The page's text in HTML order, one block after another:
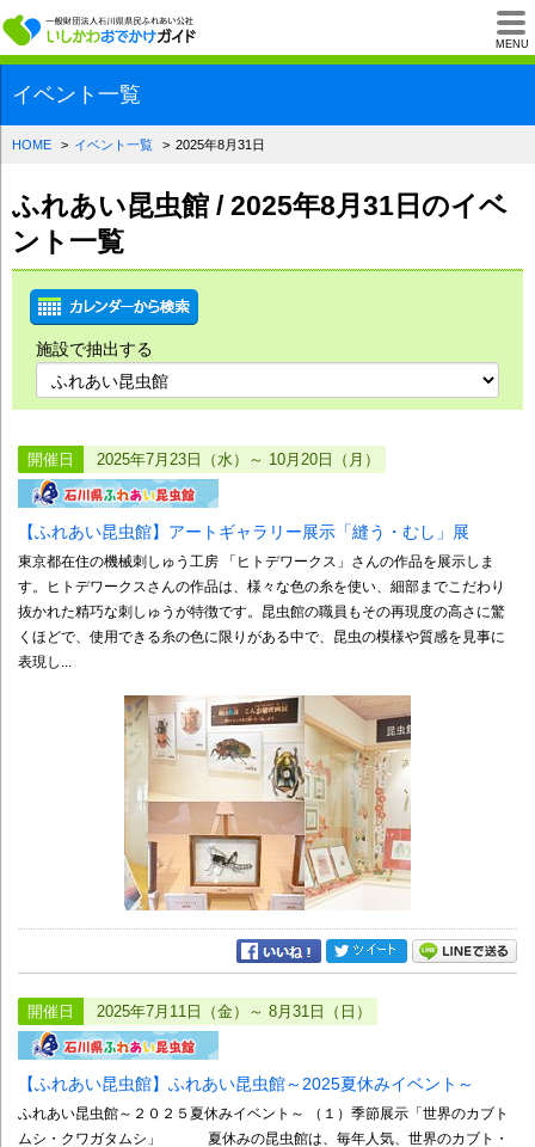
MENU
一般財団法人石川
イベント一覧
HOME イベント一覧 2025年8月31日
ふれあい昆虫館 / 2025年8月31日のイベ
ント一覧
施設で抽出する
開催日 2025年7月23日（水）～ 10月20日（月）
【ふれあい昆虫館】アートギャラリー展示「縫う・むし」展
東京都在住の機械刺しゅう工房 「ヒトデワークス」さんの作品を展示しま
す。ヒトデワークスさんの作品は、様々な色の糸を使い、細部までこだわり
抜かれた精巧な刺しゅうが特徴です。昆虫館の職員もその再現度の高さに驚
くほどで、使用できる糸の色に限りがある中で、昆虫の模様や質感を見事に
表現し...
開催日 2025年7月11日（金）～ 8月31日（日）
【ふれあい昆虫館】ふれあい昆虫館～2025夏休みイベント～
ふれあい昆虫館～２０２５夏休みイベント～ （１）季節展示「世界のカブト
ムシ・クワガタムシ」 夏休みの昆虫館は、毎年人気、世界のカブト・